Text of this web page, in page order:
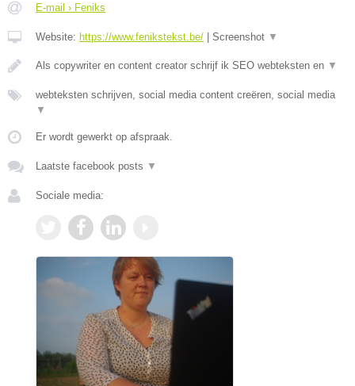
E-mail › Feniks
Website: https://www.fenikstekst.be/ Screenshot ▼
Als copywriter en content creator schrijf ik SEO webteksten en ▼
webteksten schrijven, social media content creëren, social media
▼
Er wordt gewerkt op afspraak.
Laatste facebook posts ▼
Sociale media: